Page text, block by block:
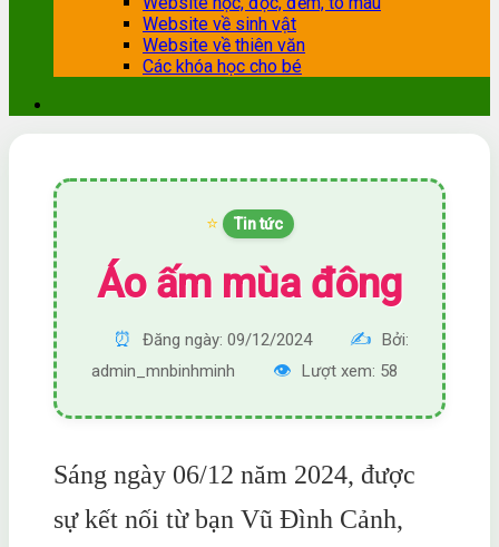
Website về sinh vật
Website về thiên văn
Các khóa học cho bé
⭐ Tin tức
Áo ấm mùa đông
⏰ Đăng ngày: 09/12/2024 ✍️ Bởi:
admin_mnbinhminh
👁️ Lượt xem: 58
Sáng ngày 06/12 năm 2024, được
sự kết nối từ bạn Vũ Đình Cảnh,